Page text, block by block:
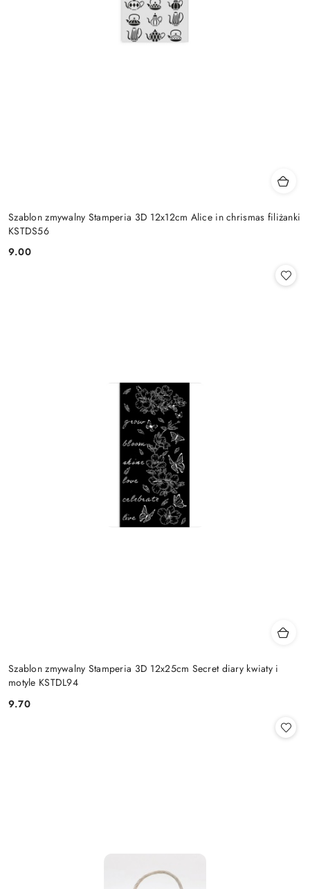
Szablon zmywalny Stamperia 3D 12x12cm Alice in chrismas filiżanki
KSTDS56
Cena:
9.00
Szablon zmywalny Stamperia 3D 12x25cm Secret diary kwiaty i
motyle KSTDL94
Cena:
9.70